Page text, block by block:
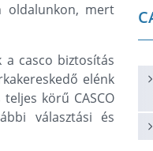
oldalunkon, mert
casco biztosítás
elénk
körű CASCO
választási és